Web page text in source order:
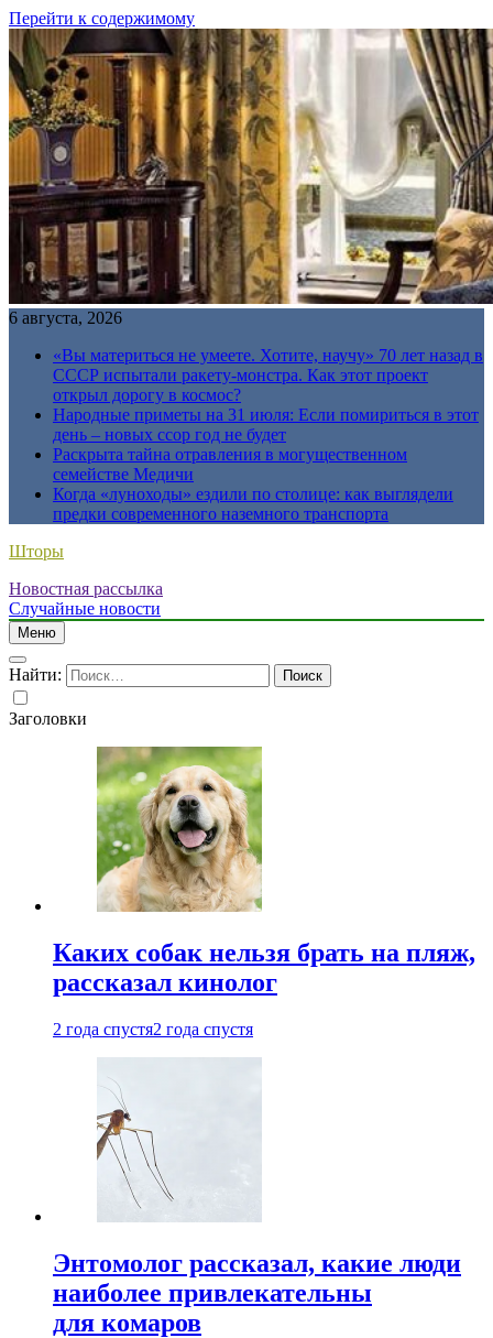
Перейти к содержимому
6 августа, 2026
«Вы материться не умеете. Хотите, научу» 70 лет назад в
СССР испытали ракету-монстра. Как этот проект
открыл дорогу в космос?
Народные приметы на 31 июля: Если помириться в этот
день – новых ссор год не будет
Раскрыта тайна отравления в могущественном
семействе Медичи
Когда «луноходы» ездили по столице: как выглядели
предки современного наземного транспорта
Шторы
Новостная рассылка
Случайные новости
Меню
Найти:
Заголовки
Каких собак нельзя брать на пляж,
рассказал кинолог
2 года спустя2 года спустя
Энтомолог рассказал, какие люди
наиболее привлекательны
для комаров